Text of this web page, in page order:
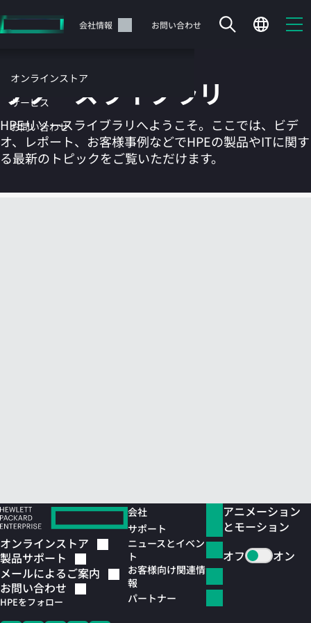
イ
テ
ツ
に
ス
ッ
会社情報 お問い合わせ
オンラインストア
サービス
お問い合わせ
カートは空です
リソースライブラリ
HPEリソースライブラリへようこそ。ここでは、ビデ
オ、レポート、お客様事例などでHPEの製品やITに関す
る最新のトピックをご覧いただけます。
オンラインストア
製品サポート
メールによるご案内
お問い合わせ
HPEをフォロー
会社
サポート
ニュースとイベン
ト
お客様向け関連情
報
パートナー
アニメーション
とモーション
オフ
オン